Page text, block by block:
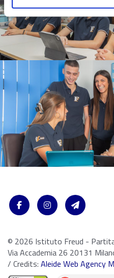
© 2026 Istituto Freud -
Via Accademia 26 20131
/ Credits: Aleide Web Agency